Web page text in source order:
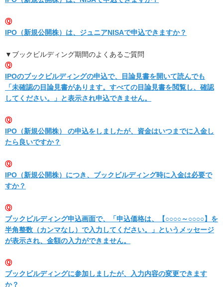
Ⓠ
IPO（新規公開株）は、ジュニアNISAで申込できますか？
▼ブックビルディング期間のよくあるご質問
Ⓠ
IPOのブックビルディングの申込で、目論見書を開いて読んでも
「未確認の目論見書があります。すべての目論見書を閲覧し、確認
してください。」と表示され申込できません。
Ⓠ
IPO（新規公開株） の申込をしましたが、資金はいつまでに入金し
たら良いですか？
Ⓠ
IPO（新規公開株）につき、ブックビルディング時に入金は必要で
すか？
Ⓠ
ブックビルディング申込画面で、「申込価格は、【○○○○～○○○○】を
半角整数（カンマなし）で入力してください。」というメッセージ
が表示され、金額の入力ができません。
Ⓠ
ブックビルディングに参加しましたが、入力内容の変更できます
か？